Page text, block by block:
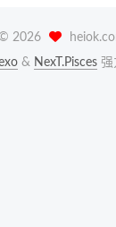
2026
& NexT.Pisces 强